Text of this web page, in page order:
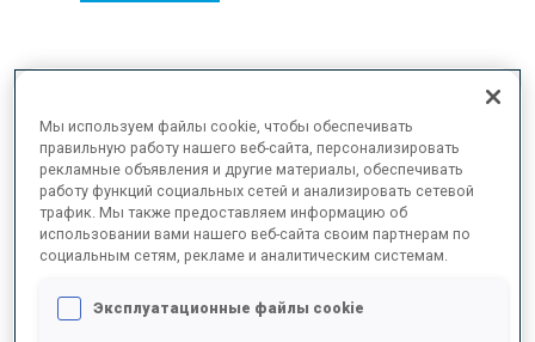
2025/2026
РЕЗУЛЬТАТЫ - СРЕДНЕЕ ЗНАЧЕНИЕ
Мы используем файлы cookie, чтобы обеспечивать
правильную работу нашего веб-сайта, персонализировать
рекламные объявления и другие материалы, обеспечивать
работу функций социальных сетей и анализировать сетевой
трафик. Мы также предоставляем информацию об
использовании вами нашего веб-сайта своим партнерам по
социальным сетям, рекламе и аналитическим системам.
Эксплуатационные файлы cookie